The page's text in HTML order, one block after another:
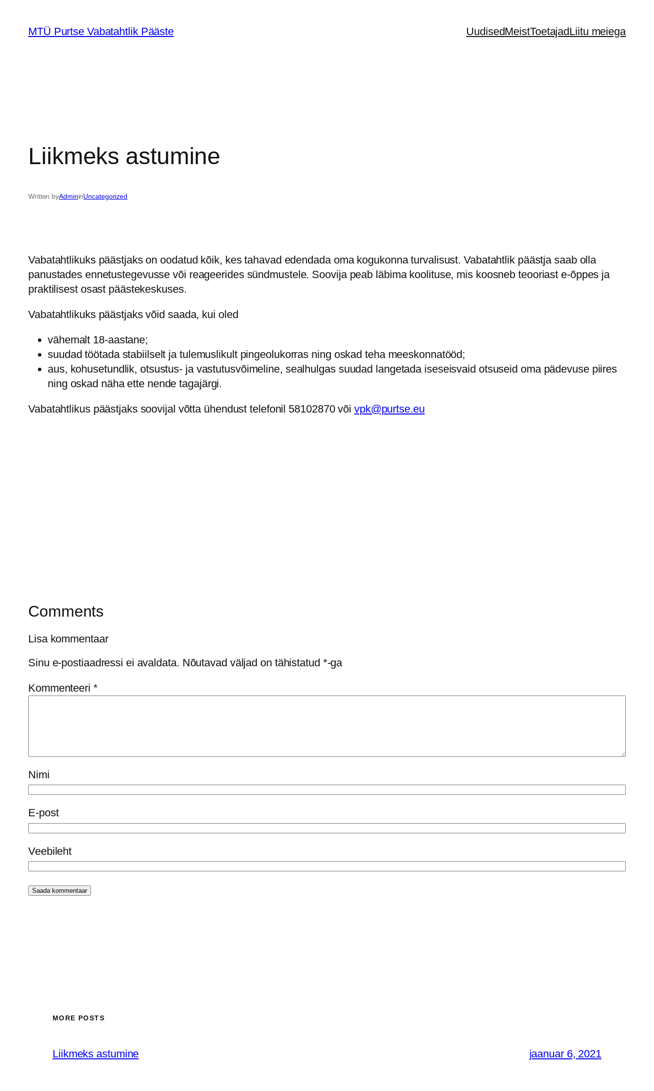
juurde
MTÜ Purtse Vabatahtlik Pääste UudisedMeistToetajadLiitu meiega
Liikmeks astumine
Written byAdmininUncategorized
Vabatahtlikuks päästjaks on oodatud kõik, kes tahavad edendada oma kogukonna turvalisust. Vabatahtlik päästja saab olla
panustades ennetustegevusse või reageerides sündmustele. Soovija peab läbima koolituse, mis koosneb teooriast e-õppes ja
praktilisest osast päästekeskuses.
Vabatahtlikuks päästjaks võid saada, kui oled
vähemalt 18-aastane;
suudad töötada stabiilselt ja tulemuslikult pingeolukorras ning oskad teha meeskonnatööd;
aus, kohusetundlik, otsustus- ja vastutusvõimeline, sealhulgas suudad langetada iseseisvaid otsuseid oma pädevuse piires
ning oskad näha ette nende tagajärgi.
Vabatahtlikus päästjaks soovijal võtta ühendust telefonil 58102870 või vpk@purtse.eu
Comments
Lisa kommentaar
Sinu e-postiaadressi ei avaldata. Nõutavad väljad on tähistatud *-ga
Kommenteeri *
Nimi
E-post
Veebileht
MORE POSTS
Liikmeks astumine jaanuar 6, 2021